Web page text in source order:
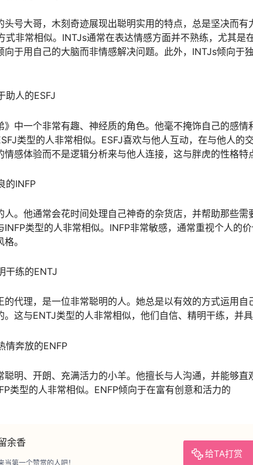
头号大哥，木刻奇迹展现出聪明实用的特点，总是坚决而有
式非常相似。INTJs通常在表达情感方面并不熟练，尤其是
向于用自己的大脑而非情感解决问题。此外，INTJs倾向于
助人的ESFJ
》中一个非常有趣、神经质的角色。他毫不掩饰自己的感情
类型的人非常相似。ESFJ喜欢与他人互动，在与他人的
感体验而不是逻辑分析来与他人连接，这与胖虎的性格特
的INFP
人。他通常会花时间处理自己神奇的杂货店，并帮助那些需
INFP类型的人非常相似。INFP非常敏感，通常重视个人的
。
干练的ENTJ
的代理，是一位非常聪明的人。她总是以有效的方式运用自
。这与ENTJ类型的人非常相似，他们自信、精明干练，并具
情奔放的ENFP
聪明、开朗、充满活力的小羊。他擅长与人沟通，并能够直
类型的人非常相似。ENFP倾向于在富有创意和活力的
余香
给TA打赏
第一个赞赏的人吧！